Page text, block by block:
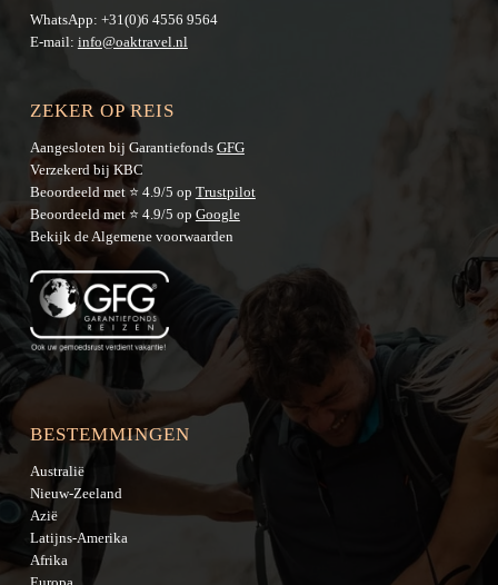
WhatsApp: +31(0)6 4556 9564
E-mail: info@oaktravel.nl
ZEKER OP REIS
Aangesloten bij Garantiefonds GFG
Verzekerd bij KBC
Beoordeeld met ⭐ 4.9/5 op Trustpilot
Beoordeeld met ⭐ 4.9/5 op Google
Bekijk deAlgemene voorwaarden
BESTEMMINGEN
Australië
Nieuw-Zeeland
Azië
Latijns-Amerika
Afrika